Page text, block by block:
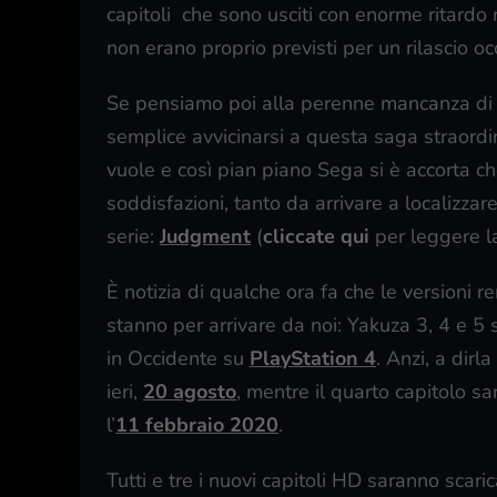
capitoli che sono usciti con enorme
non erano proprio previsti per un rilascio
Se pensiamo poi alla perenne mancanza
semplice avvicinarsi a questa saga
vuole e così pian piano Sega si è accorta
soddisfazioni, tanto da arrivare a
serie: Judgment (cliccate qui per leggere
È notizia di qualche ora fa che le versioni
stanno per arrivare da noi: Yakuza 3, 4 e
in Occidente su PlayStation 4. Anzi, a
ieri, 20 agosto, mentre il quarto capitolo
l’11 febbraio 2020.
Tutti e tre i nuovi capitoli HD saranno